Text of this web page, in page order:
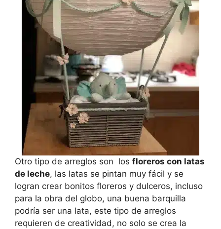
Otro tipo de arreglos son los floreros con latas
de leche, las latas se pintan muy fácil y se
logran crear bonitos floreros y dulceros, incluso
para la obra del globo, una buena barquilla
podría ser una lata, este tipo de arreglos
requieren de creatividad, no solo se crea la